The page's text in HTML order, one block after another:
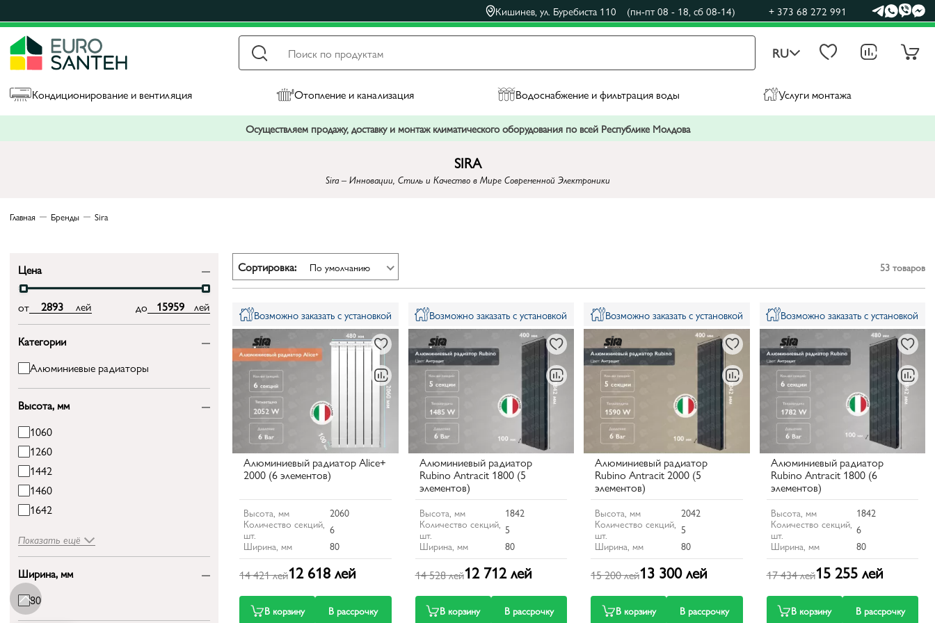
Кишинев, ул. Буребиста 110 (пн-пт 08 - 18, сб 08-14) + 373 68 272 991
RU
Кондиционирование и вентиляция Отопление и канализация Водоснабжение и фильтрация воды Услуги монтажа
Осуществляем продажу, доставку и монтаж климатического оборудования по всей Республике Молдова
SIRA
Sira – Инновации, Стиль и Качество в Мире Современной Электроники
Главная Бренды Sira
Цена
от лей до лей
Категории
Алюминиевые радиаторы
Высота, мм
1060
1260
1442
1460
1642
Показать ещё
Ширина, мм
80
Сортировка: По умолчанию 53 товаров
Возможно заказать с установкой
Алюминиевый радиатор Alice+
2000 (6 элементов)
Высота, мм
2060
Количество секций,
шт.
6
Ширина, мм
80
14 421 лей12 618 лей
В корзину В рассрочку
Возможно заказать с установкой
Алюминиевый радиатор
Rubino Antracit 1800 (5
элементов)
Высота, мм
1842
Количество секций,
шт.
5
Ширина, мм
80
14 528 лей12 712 лей
В корзину В рассрочку
Возможно заказать с установкой
Алюминиевый радиатор
Rubino Antracit 2000 (5
элементов)
Высота, мм
2042
Количество секций,
шт.
5
Ширина, мм
80
15 200 лей13 300 лей
В корзину В рассрочку
Возможно заказать с установкой
Алюминиевый радиатор
Rubino Antracit 1800 (6
элементов)
Высота, мм
1842
Количество секций,
шт.
6
Ширина, мм
80
17 434 лей15 255 лей
В корзину В рассрочку